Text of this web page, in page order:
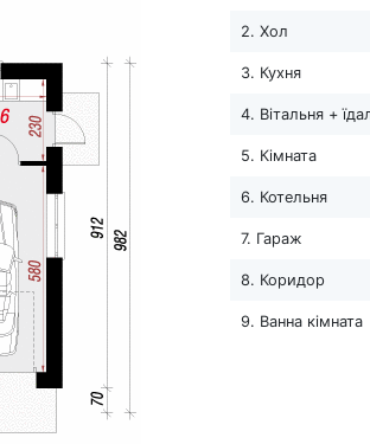
2. Хол
3. Кухня
4. Вітальня +
5. Кімната
6. Котельня
7. Гараж
8. Коридор
9. Ванна кімната